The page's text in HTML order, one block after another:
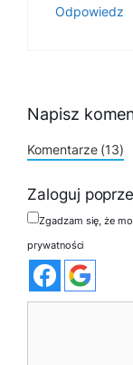
Odpowiedz
Napisz
Komentarze (13)
Zaloguj
Zgadzam się, że
prywatności